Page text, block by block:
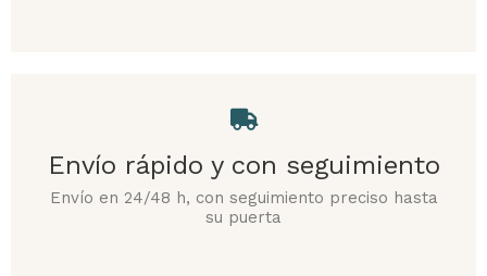
Envío rápido y con seguimiento
Envío en 24/48 h, con seguimiento preciso hasta
su puerta